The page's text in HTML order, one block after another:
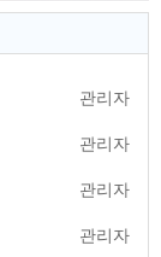
관리자
관리자
관리자
관리자